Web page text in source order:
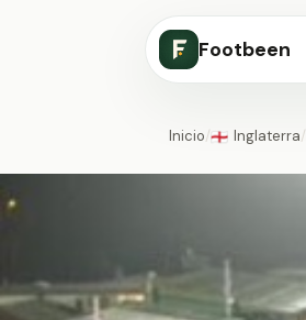
Footbeen
Inicio/🏴󠁧󠁢󠁥󠁮󠁧󠁿 Inglaterra/